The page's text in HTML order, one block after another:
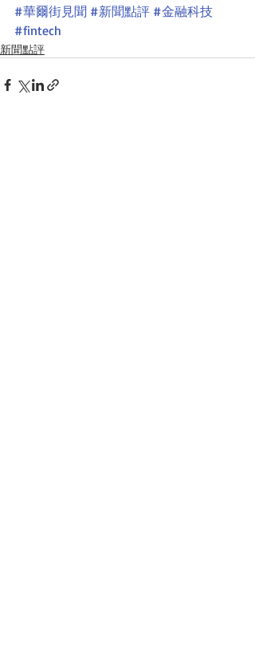
#華爾街見聞 #新聞點評 #金融科技
#fintech
新聞點評